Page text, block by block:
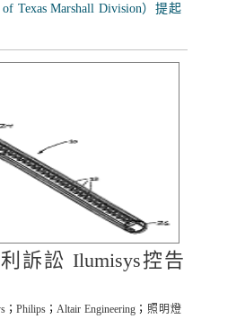
Texas Marshall Division）提起
訴訟 Ilumisys控告
；Philips ；Altair Engineering ； 照明燈